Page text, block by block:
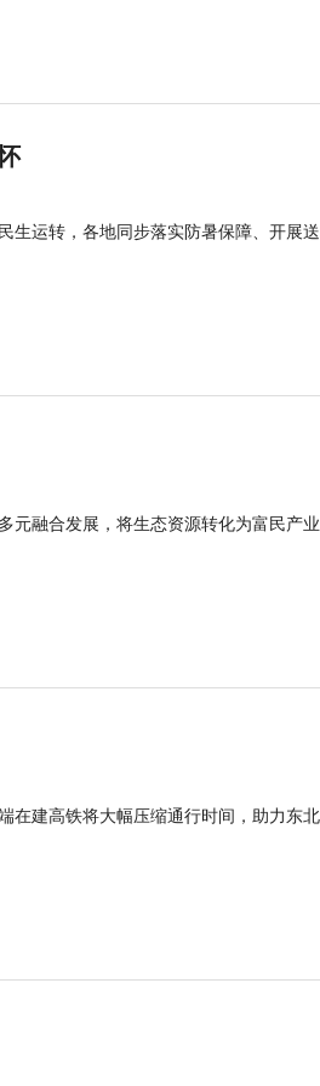
生运转，各地同步落实防暑保障、开展
元融合发展，将生态资源转化为富民产
在建高铁将大幅压缩通行时间，助力东